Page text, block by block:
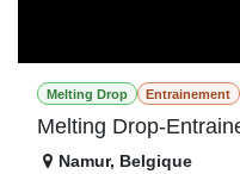
Melting Drop
Melting Drop-
Namur ,Belgique